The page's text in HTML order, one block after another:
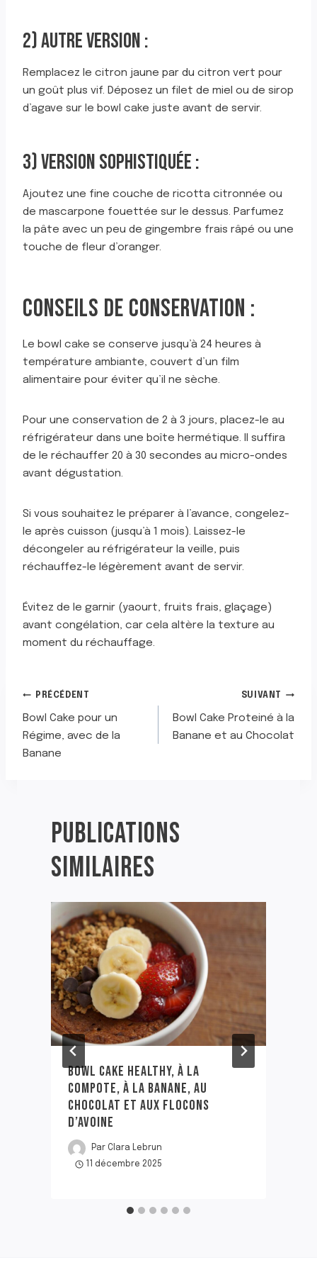
2) AUTRE VERSION :
Remplacez le citron jaune par du citron vert pour
un goût plus vif. Déposez un filet de miel ou de sirop
d’agave sur le bowl cake juste avant de servir.
3) VERSION SOPHISTIQUÉE :
Ajoutez une fine couche de ricotta citronnée ou
de mascarpone fouettée sur le dessus. Parfumez
la pâte avec un peu de gingembre frais râpé ou une
touche de fleur d’oranger.
CONSEILS DE CONSERVATION :
Le bowl cake se conserve jusqu’à 24 heures à
température ambiante, couvert d’un film
alimentaire pour éviter qu’il ne sèche.
Pour une conservation de 2 à 3 jours, placez-le au
réfrigérateur dans une boîte hermétique. Il suffira
de le réchauffer 20 à 30 secondes au micro-ondes
avant dégustation.
Si vous souhaitez le préparer à l’avance, congelez-
le après cuisson (jusqu’à 1 mois). Laissez-le
décongeler au réfrigérateur la veille, puis
réchauffez-le légèrement avant de servir.
Évitez de le garnir (yaourt, fruits frais, glaçage)
avant congélation, car cela altère la texture au
moment du réchauffage.
NAVIGATION
DE
PRÉCÉDENT
Bowl Cake pour un
Régime, avec de la
Banane
SUIVANT
Bowl Cake Proteiné à la
Banane et au Chocolat
PUBLICATIONS
SIMILAIRES
BOWL CAKE HEALTHY, À LA
COMPOTE, À LA BANANE, AU
CHOCOLAT ET AUX FLOCONS
D’AVOINE
Par Clara Lebrun
11 décembre 2025